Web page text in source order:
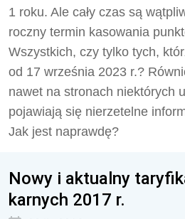
1 roku. Ale cały czas są
roczny termin kasowania
Wszystkich, czy tylko tych,
od 17 września 2023 r.?
nawet na stronach niektórych
pojawiają się nierzetelne
Jak jest naprawdę?
Nowy i aktualny
karnych 2017 r.